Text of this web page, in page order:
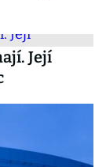
Její